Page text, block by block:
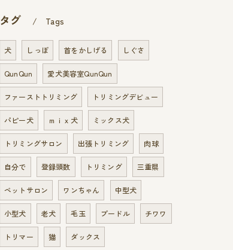
タグ Tags
犬 しっぽ 首をかしげる しぐさ
QunQun 愛犬美容室QunQun
ファーストトリミング トリミングデビュー
パピー犬 ｍｉｘ犬 ミックス犬
トリミングサロン 出張トリミング 肉球
自分で 登録頭数 トリミング 三重県
ペットサロン ワンちゃん 中型犬
小型犬 老犬 毛玉 プードル チワワ
トリマー 猫 ダックス